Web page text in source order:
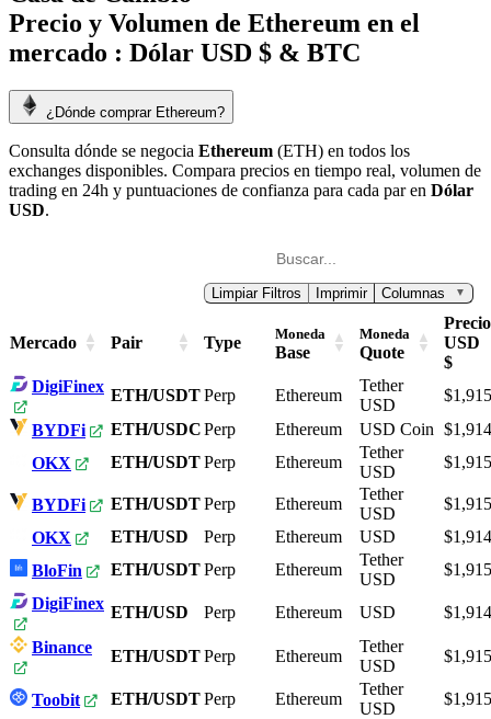
Precio y Volumen de Ethereum en el
mercado : Dólar USD $ & BTC
¿Dónde comprar Ethereum?
Consulta dónde se negocia Ethereum (ETH) en todos los
exchanges disponibles. Compara precios en tiempo real, volumen de
trading en 24h y puntuaciones de confianza para cada par en Dólar
USD.
Limpiar Filtros Imprimir Columnas ▼
Mercado Pair Type Moneda
Base
Moneda
Quote
Precio
USD
$
DigiFinex ETH/USDTPerp Ethereum
Tether
USD
BYDFi
ETH/USDCPerp Ethereum USD Coin
OKX
ETH/USDTPerp Ethereum
Tether
USD
BYDFi ETH/USDTPerp Ethereum
Tether
USD
OKX
ETH/USD Perp Ethereum USD
BloFin
ETH/USDTPerp Ethereum
Tether
USD
DigiFinex ETH/USD Perp Ethereum USD
Binance
ETH/USDTPerp Ethereum
Tether
USD
Toobit ETH/USDTPerp Ethereum
Tether
USD